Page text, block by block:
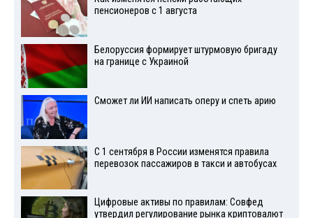
пенсионеров с 1 августа
Белоруссия формирует штурмовую бригаду
на границе с Украиной
Сможет ли ИИ написать оперу и спеть арию
С 1 сентября в России изменятся правила
перевозок пассажиров в такси и автобусах
Цифровые активы по правилам: Совфед
утвердил регулирование рынка криптовалют